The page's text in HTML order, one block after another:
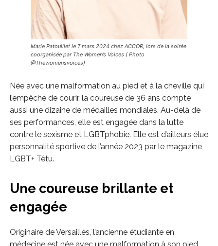
Marie Patouillet le 7 mars 2024 chez ACCOR, lors de la soirée
coorganisée par The Women’s Voices ( Photo
@Thewomensvoices)
Née avec une malformation au pied et à la cheville qui
l’empêche de courir, la coureuse de 36 ans compte
aussi une dizaine de médailles mondiales. Au-delà de
ses performances, elle est engagée dans la lutte
contre le sexisme et LGBTphobie. Elle est d’ailleurs élue
personnalité sportive de l’année 2023 par le magazine
LGBT+ Têtu.
Une coureuse brillante et
engagée
Originaire de Versailles, l’ancienne étudiante en
médecine est née avec une malformation à son pied